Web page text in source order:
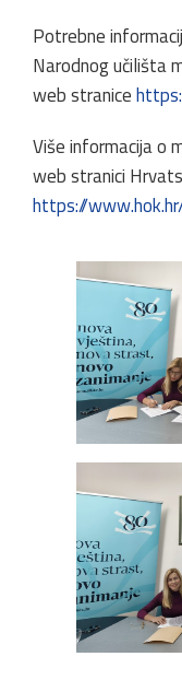
Potrebne
Narodnog učilišta
web stranice
Više informacija o
web stranici
https://